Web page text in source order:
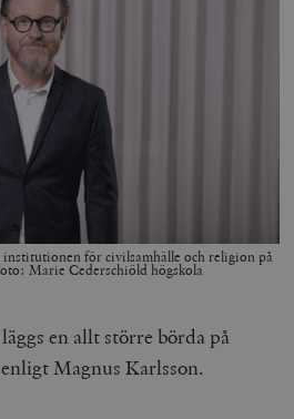
för civilsamhälle och religion på
Marie Cederschiöld högskola
en allt större börda på
Magnus Karlsson.